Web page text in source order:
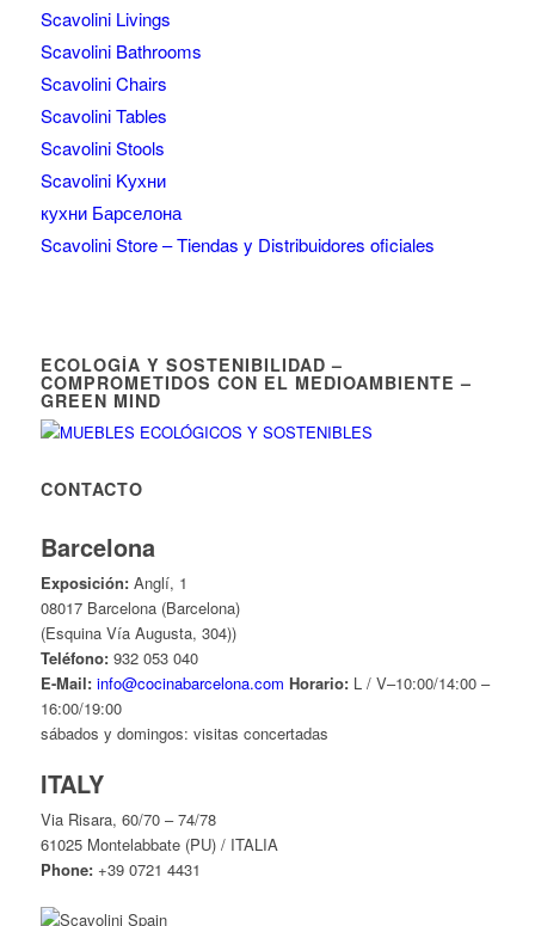
Scavolini Livings
Scavolini Bathrooms
Scavolini Chairs
Scavolini Tables
Scavolini Stools
Scavolini Kухни
кухни Барселона
Scavolini Store – Tiendas y Distribuidores oficiales
ECOLOGÍA Y SOSTENIBILIDAD –
COMPROMETIDOS CON EL MEDIOAMBIENTE –
GREEN MIND
CONTACTO
Barcelona
Exposición:Anglí, 1
08017 Barcelona (Barcelona)
(Esquina Vía Augusta, 304))
Teléfono:932 053 040
E-Mail: info@cocinabarcelona.com Horario:L / V–10:00/14:00 –
16:00/19:00
sábados y domingos: visitas concertadas
ITALY
Via Risara, 60/70 – 74/78
61025 Montelabbate (PU) / ITALIA
Phone:+39 0721 4431